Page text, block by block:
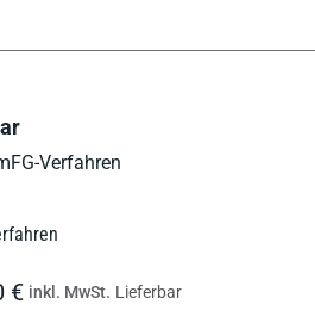
Verfahren
€ inkl. MwSt. Lieferbar